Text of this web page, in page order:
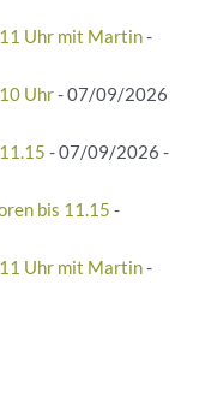
11 Uhr mit Martin-
Uhr- 07/09/2026
- 07/09/2026 -
bis 11.15 -
11 Uhr mit Martin-